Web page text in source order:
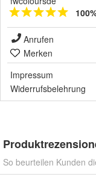
Anrufen
Merken
Impressum
Widerrufsbelehrung
So beurteilen Kunden